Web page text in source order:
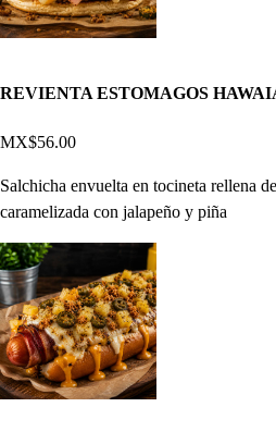
REVIENTA ESTOMAGOS
MX$56.00
Salchicha envuelta en tocineta rellena
caramelizada con jalapeño y piña